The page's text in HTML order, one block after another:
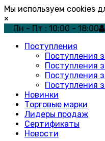
Мы используем cookies
×
Пн - Пт : 10:00 - 18:00
Поступления
Поступления
Поступления
Поступления
Поступления
Новинки
Торговые марки
Лидеры продаж
Сертификаты
Новости